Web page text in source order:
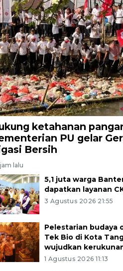
ketahanan
PU gelar
Bersih
lalu
5,1 juta warga
dapatkan layanan
3 Agustus 2026 21:55
Pelestarian budaya
Tek Bio di Kota
wujudkan
1 Agustus 2026 11:13